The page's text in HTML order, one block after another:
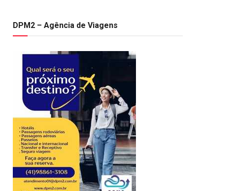
DPM2 – Agência de Viagens